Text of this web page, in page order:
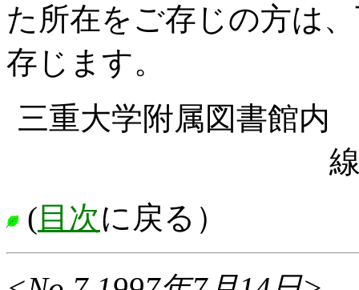
た所在をご存じの方は
存じます。
三重大学附属図書
( 目次に戻る）